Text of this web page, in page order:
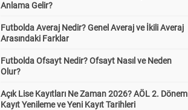
Anlama Gelir?
Futbolda Averaj Nedir? Genel Averaj ve İkili Averaj
Arasındaki Farklar
Futbolda Ofsayt Nedir? Ofsayt Nasıl ve Neden
Olur?
Açık Lise Kayıtları Ne Zaman 2026? AÖL 2. Dönem
Kayıt Yenileme ve Yeni Kayıt Tarihleri